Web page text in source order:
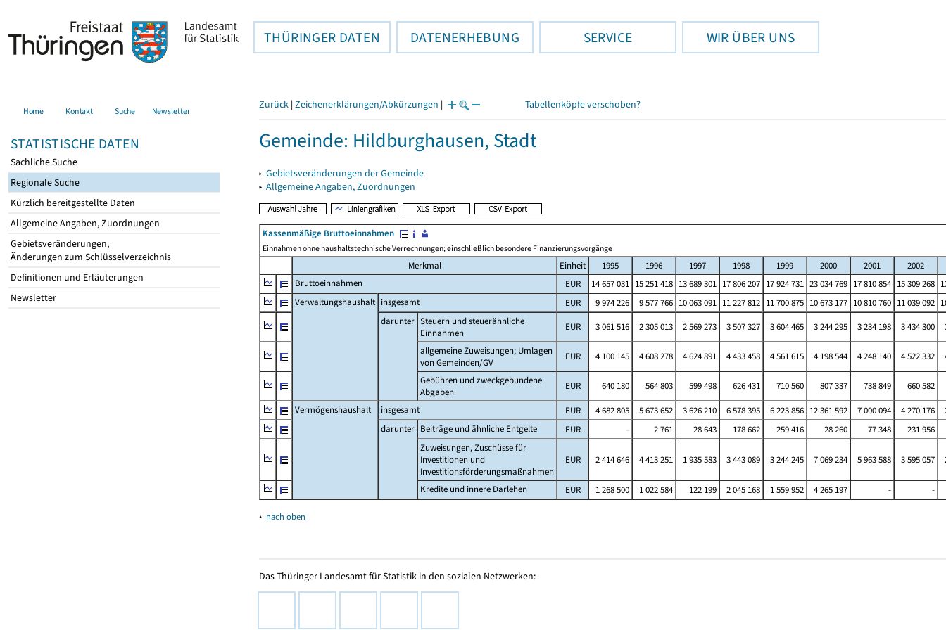
THÜRINGER DATEN DATENERHEBUNG SERVICE WIR ÜBER UNS
Home Kontakt Suche Newsletter
STATISTISCHE DATEN
Sachliche Suche
Regionale Suche
Kürzlich bereitgestellte Daten
Allgemeine Angaben, Zuordnungen
Gebietsveränderungen,
Änderungen zum Schlüsselverzeichnis
Definitionen und Erläuterungen
Newsletter
Zurück | Zeichenerklärungen/Abkürzungen | Tabellenköpfe verschoben?
Gemeinde: Hildburghausen, Stadt
▸ Gebietsveränderungen der Gemeinde
▸ Allgemeine Angaben, Zuordnungen
Kassenmäßige Bruttoeinnahmen
Einnahmen ohne haushaltstechnische Verrechnungen; einschließlich besondere Finanzierungsvorgänge
Merkmal Einheit 1995 1996 1997 1998 1999 2000 2001
2002
Bruttoeinnahmen
EUR 14 657 031 15 251 418 13 689 301 17 806 207 17 924 731 23 034 769 17 810 854 15 309 268
Verwaltungshaushalt insgesamt EUR 9 974 226 9 577 766 10 063 091 11 227 812 11 700 875 10 673 177 10 810 760 11 039 092
darunter Steuern und steuerähnliche
Einnahmen
EUR 3 061 516 2 305 013 2 569 273 3 507 327 3 604 465 3 244 295 3 234 198 3 434 300
allgemeine Zuweisungen; Umlagen
von Gemeinden/GV
EUR 4 100 145 4 608 278 4 624 891 4 433 458 4 561 615 4 198 544 4 248 140 4 522 332
Gebühren und zweckgebundene
Abgaben
EUR 640 180 564 803 599 498 626 431 710 560 807 337 738 849
660 582
Vermögenshaushalt
insgesamt EUR 4 682 805 5 673 652 3 626 210 6 578 395 6 223 856 12 361 592 7 000 094 4 270 176
darunter Beiträge und ähnliche Entgelte EUR - 2 761 28 643 178 662 259 416 28 260 77 348
231 956
Zuweisungen, Zuschüsse für
Investitionen und
Investitionsförderungsmaßnahmen
EUR 2 414 646 4 413 251 1 935 583 3 443 089 3 244 245 7 069 234 5 963 588 3 595 057
Kredite und innere Darlehen EUR 1 268 500 1 022 584 122 199 2 045 168 1 559 952 4 265 197 - -
▴ nach oben
Das Thüringer Landesamt für Statistik in den sozialen Netzwerken: